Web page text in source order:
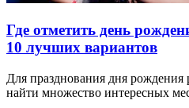
Где отметить день
10 лучших вариантов
Для празднования дня
найти множество интересных